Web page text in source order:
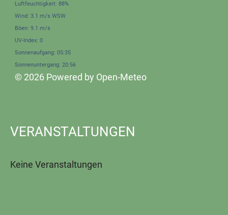
Luftfeuchtigkeit: 88%
Wind: 3.1 m/s WSW
Böen: 9.1 m/s
UV-Index: 0
Sonnenaufgang: 05:35
Sonnenuntergang: 20:56
© 2026 Powered by Open-Meteo
VERANSTALTUNGEN
Keine Veranstaltungen